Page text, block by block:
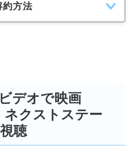
方法
デオで映画
ネクストステー
聴